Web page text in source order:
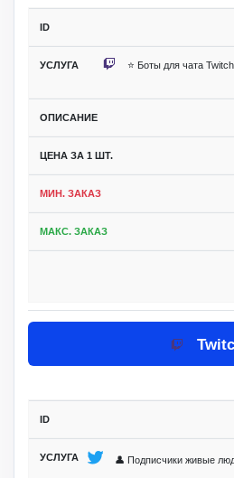
⭐ Боты для чата
👤 Подписчики живые